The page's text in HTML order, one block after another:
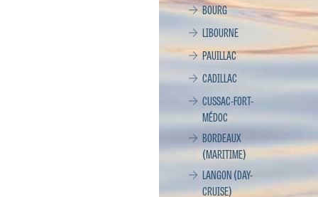
BOURG
LIBOURNE
PAUILLAC
CADILLAC
CUSSAC-FORT-
MÉDOC
BORDEAUX
(MARITIME)
LANGON (DAY-
CRUISE)